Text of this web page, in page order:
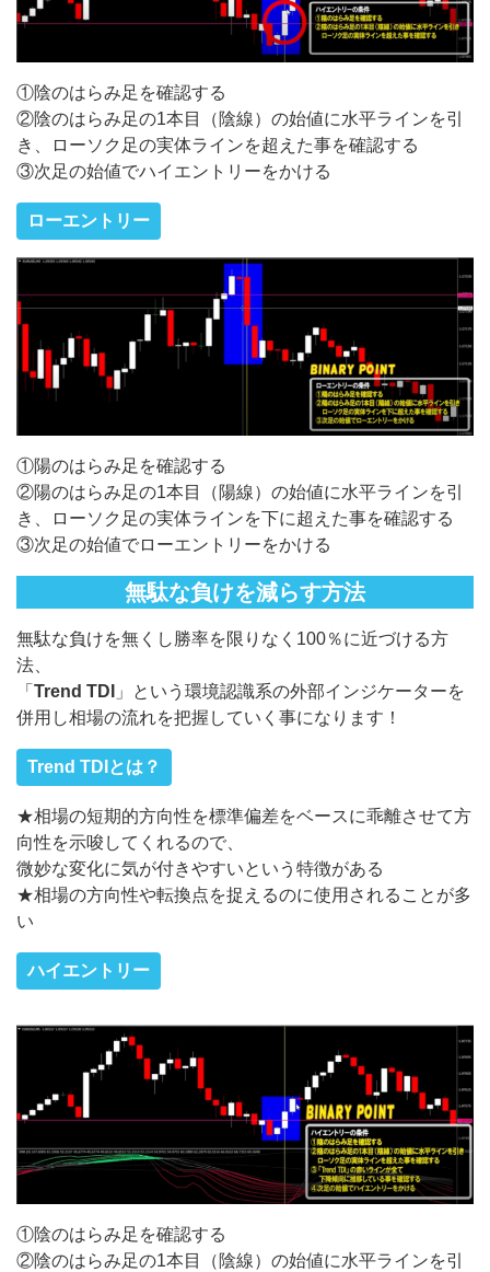
①陰のはらみ足を確認する
②陰のはらみ足の1本目（陰線）の始値に水平ラインを引
き、ローソク足の実体ラインを超えた事を確認する
③次足の始値でハイエントリーをかける
ローエントリー
①陽のはらみ足を確認する
②陽のはらみ足の1本目（陽線）の始値に水平ラインを引
き、ローソク足の実体ラインを下に超えた事を確認する
③次足の始値でローエントリーをかける
無駄な負けを減らす方法
無駄な負けを無くし勝率を限りなく100％に近づける方
法、
「 Trend TDI
」という環境認識系の外部インジケーターを
併用し相場の流れを把握していく事になります！
Trend TDIとは？
★相場の短期的方向性を標準偏差をベースに乖離させて方
向性を示唆してくれるので、
微妙な変化に気が付きやすいという特徴がある
★相場の方向性や転換点を捉えるのに使用されることが多
い
ハイエントリー
①陰のはらみ足を確認する
②陰のはらみ足の1本目（陰線）の始値に水平ラインを引